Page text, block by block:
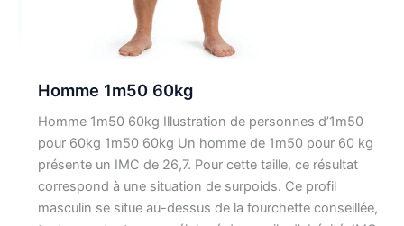
Homme 1m50 60kg
Homme 1m50 60kg Illustration de personnes d’1m50
pour 60kg 1m50 60kg Un homme de 1m50 pour 60 kg
présente un IMC de 26,7. Pour cette taille, ce résultat
correspond à une situation de surpoids. Ce profil
masculin se situe au-dessus de la fourchette conseillée,